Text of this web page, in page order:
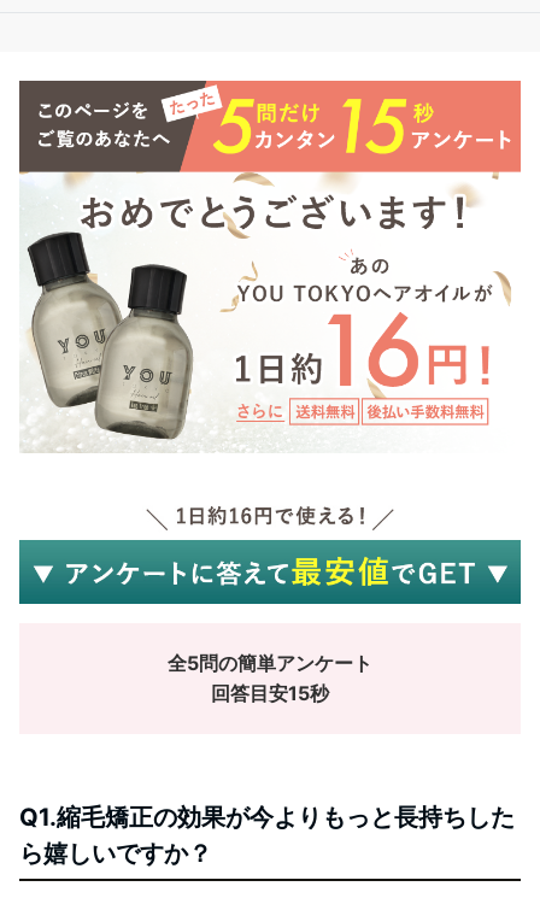
全5問の簡単アンケート
回答目安15秒
Q1.縮毛矯正の効果が今よりもっと長持ちした
ら嬉しいですか？